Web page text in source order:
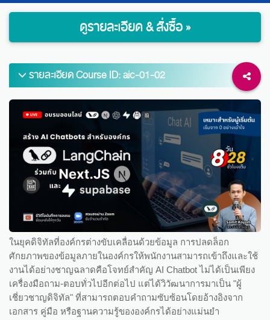
ดูรายละเอียด & สั่งซื้อ »
รายละเอียด Course ID: aic-01-02
ในยุคดิจิทัลที่องค์กรต่างขับเคลื่อนด้วยข้อมูล การปลดล็อก
ศักยภาพของข้อมูลภายในองค์กรให้พนักงานสามารถเข้าถึงและใช้
งานได้อย่างชาญฉลาดคือโจทย์สำคัญ AI Chatbot ไม่ได้เป็นเพียง
เครื่องมือถาม-ตอบทั่วไปอีกต่อไป แต่ได้วิวัฒนาการมาเป็น "ผู้
เชี่ยวชาญดิจิทัล" ที่สามารถตอบคำถามซับซ้อนโดยอ้างอิงจาก
เอกสาร คู่มือ หรือฐานความรู้ขององค์กรได้อย่างแม่นยำ